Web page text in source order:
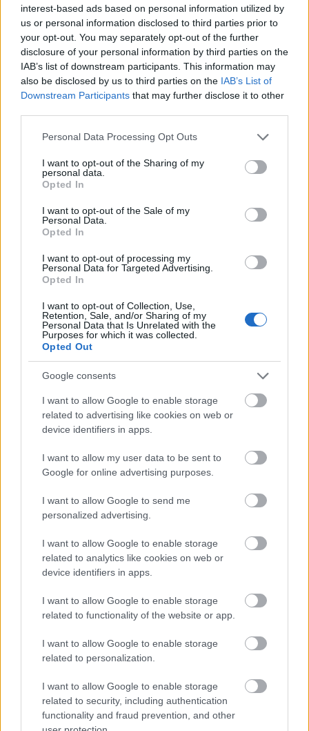
interest-based ads based on personal information utilized by
us or personal information disclosed to third parties prior to
your opt-out. You may separately opt-out of the further
disclosure of your personal information by third parties on the
IAB’s list of downstream participants. This information may
also be disclosed by us to third parties on the IAB’s List of
Downstream Participants that may further disclose it to other
Please note that this website/app uses one or more Google
not limited to your visit or usage behaviour. You may click to
grant or deny consent to Google and its third-party tags to
use your data for below specified purposes in below Google
consent section.
Personal Data Processing Opt Outs
I want to opt-out of the Sharing of my
personal data.
Opted In
I want to opt-out of the Sale of my
Personal Data.
Opted In
I want to opt-out of processing my
Personal Data for Targeted Advertising.
Opted In
I want to opt-out of Collection, Use,
Retention, Sale, and/or Sharing of my
Personal Data that Is Unrelated with the
Purposes for which it was collected.
Opted Out
Google consents
I want to allow Google to enable storage
related to advertising like cookies on web or
device identifiers in apps.
I want to allow my user data to be sent to
Google for online advertising purposes.
I want to allow Google to send me
personalized advertising.
I want to allow Google to enable storage
related to analytics like cookies on web or
device identifiers in apps.
I want to allow Google to enable storage
related to functionality of the website or app.
I want to allow Google to enable storage
related to personalization.
I want to allow Google to enable storage
related to security, including authentication
functionality and fraud prevention, and other
a TV2 műsorvezetői, Till Attila és Stohl András;
Mikes Anna és Krausz Gábor,
Cserpes Laura és édesapja, Cserpes István,
Laky Zsuzsi és Dietz Guszti,
Sáfrány Emese és Béres Anett,
Zámbó Krisztián és Zámbó Adrián,
Zsigmond Angéla, tartalomgyártó és párja,
Mészáros Bende.
A csapathoz pedig egy nem várt fordulattal
csatlakozik majd Dárdai Blanka és L.L. Junior is.
A műsor történetében először a nézők is
beleszólhattak a verseny alakulásába. A tavasszal, a
forgatás indulása előtt beérkező szavazatok
döntöttek arról, kinek indul nehezebben, kinek
könnyebben a verseny. Szeptember 1-én kiderül,
melyik páros rajongótábora biztosította be az
egyszerűbb indulást kedvenceiknek, de arról szó
sincs, hogy bárki kényelmes utazásként emlékszik
vissza az ázsiai megmérettetésre. Minden sztárpár
olyan kihívások elé került, amire nem számított,
legyen szó a fizikai határok feszegetéséről vagy a
mentális terhelésről. Az Ázsia Expressz fődíját
megszerezni ezúttal sem volt egyszerű feladat. Az
izgalmas, szórakoztató és olykor drámai pillanatok
mellett a legújabb epizódokból az is kiderül majd,
hogy az embert próbáló kaland ezúttal
összekovácsolta-e a párosokat, vagy éppen
eltávolodtak egymástól a nem mindennapi
élethelyzetek és konfliktusok miatt.
A szeptember 1-i kezdés után minden hétköznap
este folytatódik a kaland,péntek esténként pedig
a korábbi évekhez hasonlóan ismét jelentkezik